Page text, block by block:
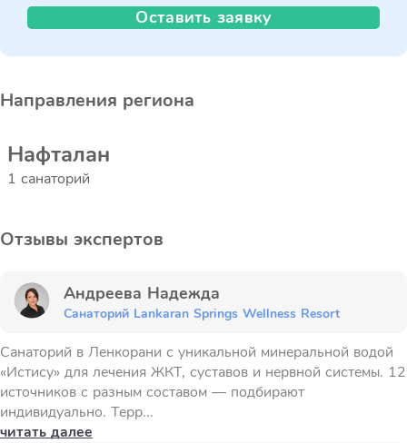
Оставить заявку
Направления региона
Нафталан
1 санаторий
Отзывы экспертов
Андреева Надежда
Санаторий Lankaran Springs Wellness Resort
Санаторий в Ленкорани с уникальной минеральной водой
«Истису» для лечения ЖКТ, суставов и нервной системы. 12
источников с разным составом — подбирают
индивидуально. Терр...
читать далее